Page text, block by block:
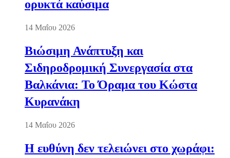
ορυκτά καύσιμα
14 Μαΐου 2026
Βιώσιμη Ανάπτυξη και
Σιδηροδρομική Συνεργασία στα
Βαλκάνια: Το Όραμα του Κώστα
Κυρανάκη
14 Μαΐου 2026
Η ευθύνη δεν τελειώνει στο χωράφι: